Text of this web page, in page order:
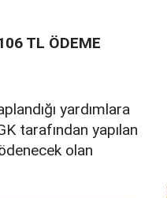
TL ÖDEME
yardımlara
tarafından yapılan
olan